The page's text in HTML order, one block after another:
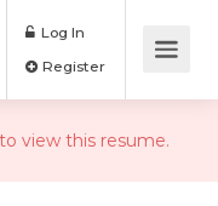
Log In
view this resume.